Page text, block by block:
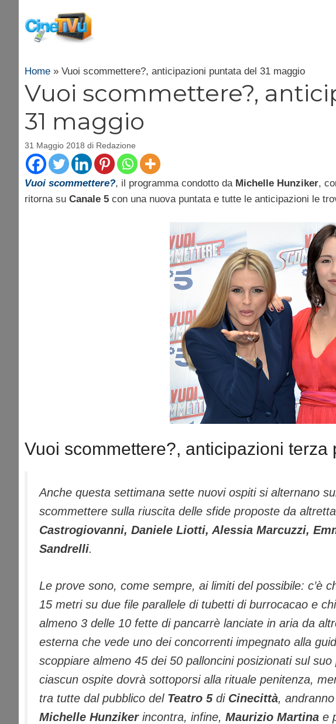
contenuto
Home » Vuoi scommettere?, anticipazioni puntata del 31 maggio
Vuoi scommettere?,
31 maggio
31 Maggio 2018 di Redazione
Vuoi scommettere?, il programma condotto da Michelle Hunziker,
ritorna su Canale 5 con una nuova puntata e tutte le anticipazioni le
Vuoi scommettere?, anticipazioni terza
Anche questa settimana sette nuovi ospiti si alternano
scommettere sulla riuscita delle sfide proposte da
Castrogiovanni, Daniele Liotti, Alessia Marcuzzi,
Sandrelli.
Le prove sono, come sempre, ai limiti del possibile: c’è
15 metri su due file parallele di tubetti di burrocacao e
almeno 3 delle 10 fette di pancarrè lanciate in aria da
esterna che vede uno dei concorrenti impegnato alla
scoppiare almeno 45 dei 50 palloncini posizionati sul
ciascun ospite dovrà sottoporsi alla rituale penitenza,
tra tutte dal pubblico delTeatro 5di Cinecittà,
Michelle Hunzikerincontra, infine, Maurizio Martina e